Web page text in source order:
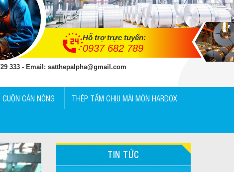
Hỗ trợ trực tuyến:
0937 682 789
333 - Email: satthepalpha@gmail.com
CÁN NÓNG THÉP TẤM CHỊU MÀI MÒN HARDOX
TIN TỨC